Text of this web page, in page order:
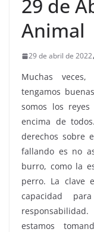
29 de
Animal
29 de abril de 2022
Muchas
tengamos
somos los
encima de
derechos sobre
fallando es no
burro, como la
perro. La clave
capacidad
estamos